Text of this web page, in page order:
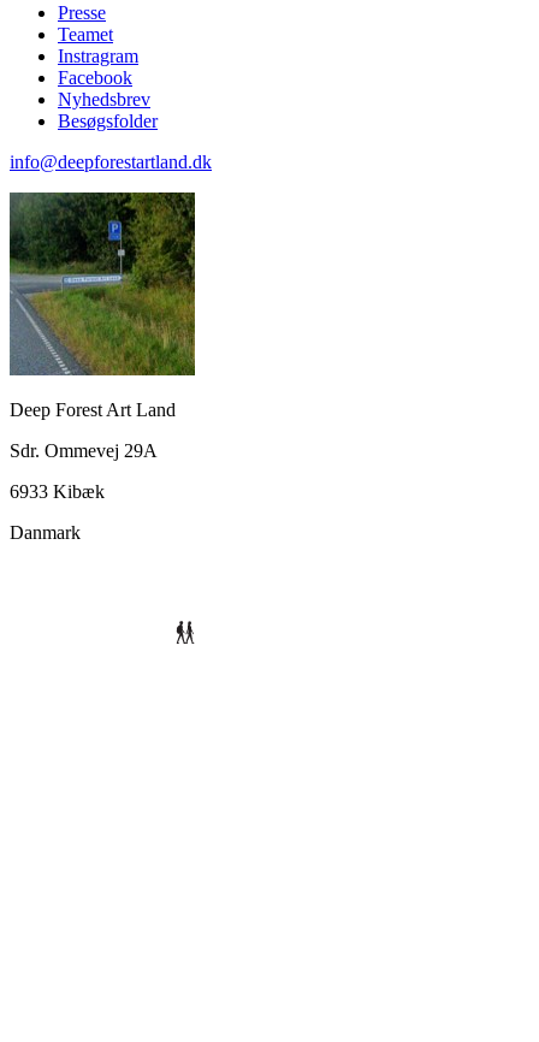
Presse
Teamet
Instragram
Facebook
Nyhedsbrev
Besøgsfolder
info@deepforestartland.dk
Deep Forest Art Land
Sdr. Ommevej 29A
6933 Kibæk
Danmark